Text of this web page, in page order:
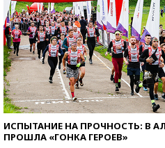
ИСПЫТАНИЕ НА ПРОЧНОСТЬ: В
ПРОШЛА «ГОНКА ГЕРОЕВ»